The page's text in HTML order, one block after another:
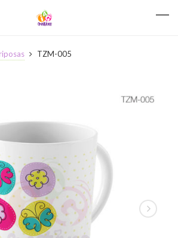
TZM-005